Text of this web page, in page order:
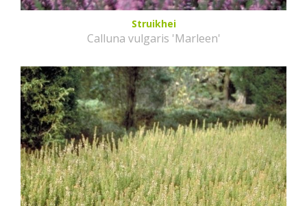
Struikhei
Calluna vulgaris 'Marleen'